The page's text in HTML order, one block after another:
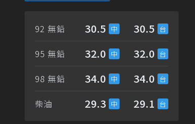
92 無鉛 30.5 30.5
95 無鉛 32.0 32.0
98 無鉛 34.0 34.0
柴油 29.3 29.1